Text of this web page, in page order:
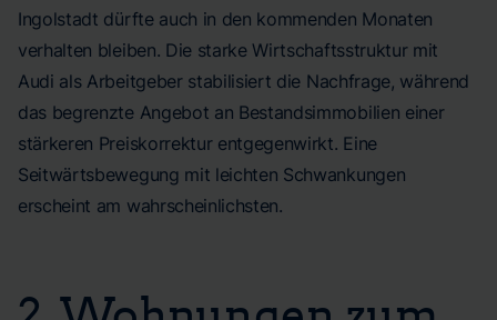
Ingolstadt dürfte auch in den kommenden Monaten
verhalten bleiben. Die starke Wirtschaftsstruktur mit
Audi als Arbeitgeber stabilisiert die Nachfrage, während
das begrenzte Angebot an Bestandsimmobilien einer
stärkeren Preiskorrektur entgegenwirkt. Eine
Seitwärtsbewegung mit leichten Schwankungen
erscheint am wahrscheinlichsten.